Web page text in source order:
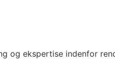
og ekspertise indenfor